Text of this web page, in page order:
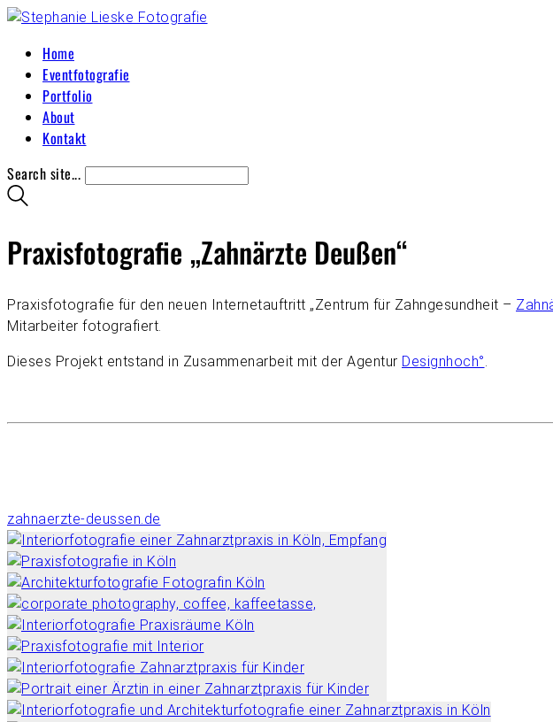
Home
Eventfotografie
Portfolio
About
Kontakt
Search site...
Praxisfotografie „Zahnärzte Deußen“
Praxisfotografie für den neuen Internetauftritt „Zentrum für Zahngesundheit –
Mitarbeiter fotografiert.
Dieses Projekt entstand in Zusammenarbeit mit der Agentur Designhoch°.
zahnaerzte-deussen.de